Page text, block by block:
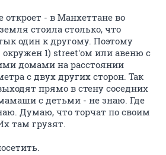
откроет - в Манхеттане во
стоила столько, что
один к другому. Поэтому
1) street'ом или авеню с
домами на расстоянии
с двух других сторон. Так
прямо в стену соседних
с детьми - не знаю. Где
Думаю, что торчат по своим
там грузят.